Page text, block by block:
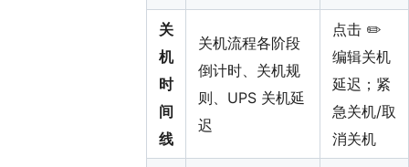
关
机
时
间
线
关机流程各阶段
倒计时、关机规
则、UPS 关机延
迟
点击 ✏️
编辑关机
延迟；紧
急关机/取
消关机